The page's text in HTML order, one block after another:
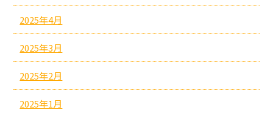
2025年4月
2025年3月
2025年2月
2025年1月